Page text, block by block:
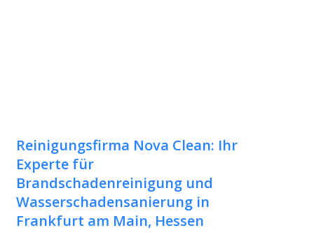
Reinigungsfirma Nova Clean: Ihr
Experte für
Brandschadenreinigung und
Wasserschadensanierung in
Frankfurt am Main, Hessen